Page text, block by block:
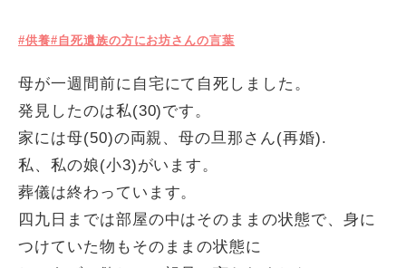
#供養#自死遺族の方にお坊さんの言葉
母が一週間前に自宅にて自死しました。
発見したのは私(30)です。
家には母(50)の両親、母の旦那さん(再婚).
私、私の娘(小3)がいます。
葬儀は終わっています。
四九日までは部屋の中はそのままの状態で、身に
つけていた物もそのままの状態に